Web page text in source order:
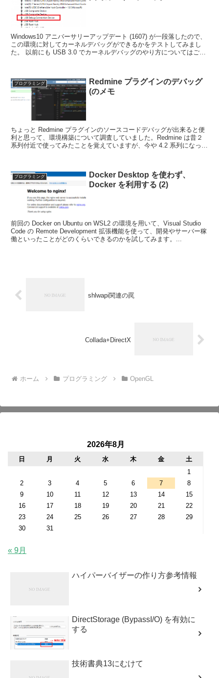
Windows10 アニバーサリーアップデート (1607) が一段落したので、
この環境に対してカーネルデバッグができるかをテストしてみまし
た。 以前にも USB 3.0 でカーネルデバッグのやり方についてはご紹
プログラミング
Redmine プラグインのデバッグ
(のメモ
ちょっと Redmine プラグインのソースコードデバッグが出来ると便
利と思って、環境構築について調査していました。Redmine は昔２
系列付近で使ってみたことを覚えていますが、今や 4.2 系列になって
プログラミング
Docker Desktop を使わず、
Docker を利用する (2)
前回の Docker on Ubuntu on WSL2 の環境を用いて、Visual Studio
Code の Remote Development 拡張機能を使って、開発やサーバー稼
働といったことがどのくらいできるのかを試してみます。...
shlwapi関連の罠
Collada+DirectX
ホーム プログラミング OpenGL
2026年8月
日 月 火 水 木 金
土
1
2
3 4 5 6 7
8
9
10 11 12 13 14
15
16
17 18 19 20 21
22
23
24 25 26 27 28
29
30
31
« 9月
ハイパーバイザーの作り方参考情報
DirectStorage (BypassI/O) を有効に
する
技術書典13にむけて